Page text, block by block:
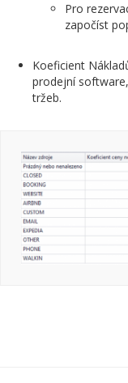
Pro
započíst
Koeficient
prodejní
tržeb.